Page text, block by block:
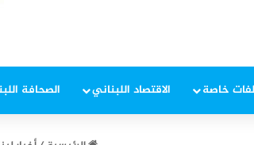
خاصة الاقتصاد اللبناني الصحافة